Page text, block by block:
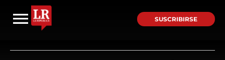
SUSCRIBIRSE